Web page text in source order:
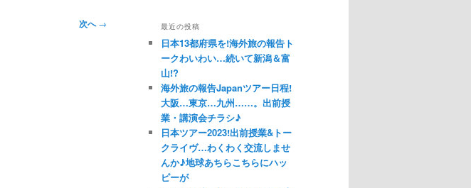
次へ→ 最近の投稿
日本13都府県を!海外旅の報告ト
ークわいわい…続いて新潟＆富
山!?
海外旅の報告Japanツアー日程!
大阪…東京…九州……。出前授
業・講演会チラシ♪
日本ツアー2023!出前授業&トー
クライヴ…わくわく交流しませ
んか♪地球あちらこちらにハッ
ピーが